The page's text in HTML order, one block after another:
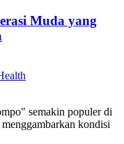
Muda yang
semakin populer di
kondisi